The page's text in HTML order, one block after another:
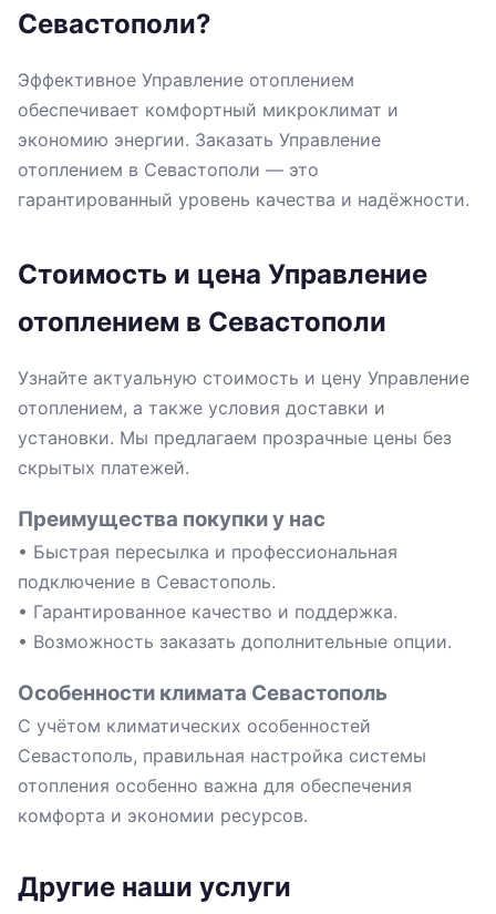
Севастополи?
Эффективное Управление отоплением
обеспечивает комфортный микроклимат и
экономию энергии. Заказать Управление
отоплением в Севастополи — это
гарантированный уровень качества и надёжности.
Стоимость и цена Управление
отоплением в Севастополи
Узнайте актуальную стоимость и цену Управление
отоплением, а также условия доставки и
установки. Мы предлагаем прозрачные цены без
скрытых платежей.
Преимущества покупки у нас
• Быстрая пересылка и профессиональная
подключение в Севастополь.
• Гарантированное качество и поддержка.
• Возможность заказать дополнительные опции.
Особенности климата Севастополь
С учётом климатических особенностей
Севастополь, правильная настройка системы
отопления особенно важна для обеспечения
комфорта и экономии ресурсов.
Другие наши услуги